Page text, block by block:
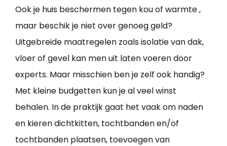
Ook je huis beschermen tegen kou of warmte ,
maar beschik je niet over genoeg geld?
Uitgebreide maatregelen zoals isolatie van dak,
vloer of gevel kan men uit laten voeren door
experts. Maar misschien ben je zelf ook handig?
Met kleine budgetten kun je al veel winst
behalen. In de praktijk gaat het vaak om naden
en kieren dichtkitten, tochtbanden en/of
tochtbanden plaatsen, toevoegen van